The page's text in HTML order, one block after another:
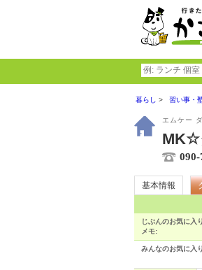
暮らし 習い事・
エムケー
MK☆
090-
基本情報
じぶんのお気に入
メモ:
みんなのお気に入